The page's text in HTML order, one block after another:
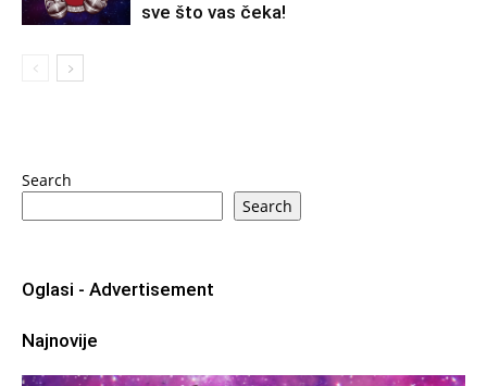
sve što vas čeka!
Search
Search
Oglasi - Advertisement
Najnovije